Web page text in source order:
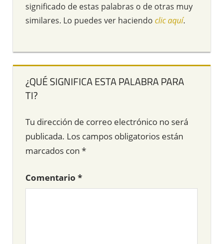
significado de estas palabras o de otras muy
similares. Lo puedes ver haciendo clic aquí.
¿QUÉ SIGNIFICA ESTA PALABRA PARA
TI?
Tu dirección de correo electrónico no será
publicada. Los campos obligatorios están
marcados con *
Comentario *